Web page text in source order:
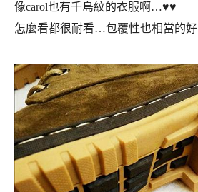
像carol也有千島紋的衣服啊…♥♥
怎麼看都很耐看…包覆性也相當的好